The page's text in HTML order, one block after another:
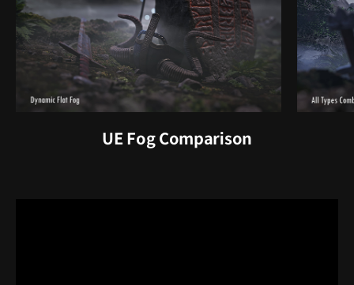
UE Fog Comparison